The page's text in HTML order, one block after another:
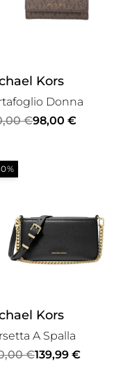
Kors
Donna
€98,00 €
Kors
A Spalla
€139,99 €